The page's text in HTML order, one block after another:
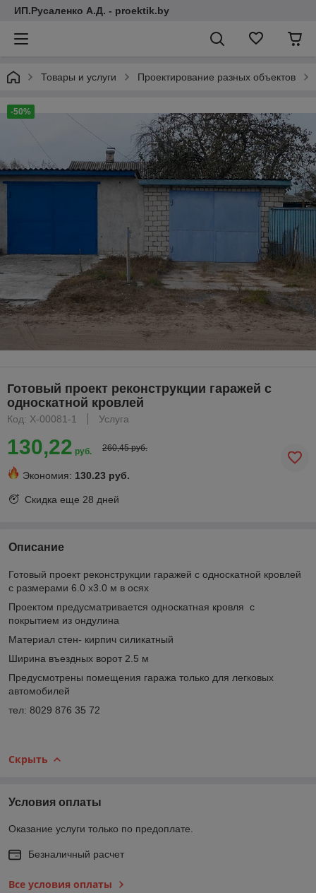
ИП.Русаленко А.Д. - proektik.by
Товары и услуги Проектирование разных объектов
-50%
Готовый проект реконструкции гаражей с
односкатной кровлей
Код: X-00081-1 Услуга
130,22 руб. 260,45 руб.
Экономия: 130.23 руб.
Скидка еще 28 дней
Описание
Готовый проект реконструкции гаражей с односкатной кровлей
с размерами 6.0 х3.0 м в осях
Проектом предусматривается односкатная кровля с
покрытием из ондулина
Материал стен- кирпич силикатный
Ширина въездных ворот 2.5 м
Предусмотрены помещения гаража только для легковых
автомобилей
тел: 8029 876 35 72
Скрыть
Условия оплаты
Оказание услуги только по предоплате.
Безналичный расчет
Все условия оплаты